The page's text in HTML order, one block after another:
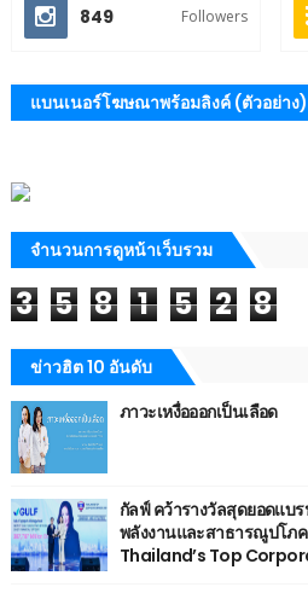
849 Followers
แบนเนอร์โฆษณาพร้อมลิงค์ (ตัวอย่าง)
จำนวนการดูหน้าเว็บรวม
3 5 8 1 5 2 8
ข่าวฮิต 10 อันดับ
ภาวะเหงื่อออกเป็นเลือด
กัลฟ์ คว้ารางวัลสุดยอดแบ
พลังงานและสาธารณูปโภค
Thailand’s Top